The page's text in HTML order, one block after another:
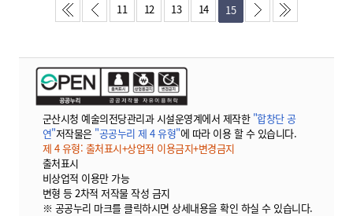
11 12 13 14 15
군산시청 예술의전당관리과 시설운영계에서 제작한 "합창단 공
연"저작물은 "공공누리 제 4 유형"에 따라 이용 할 수 있습니다.
제 4 유형: 출처표시+상업적 이용금지+변경금지
출처표시
비상업적 이용만 가능
변형 등 2차적 저작물 작성 금지
※ 공공누리 마크를 클릭하시면 상세내용을 확인 하실 수 있습니다.